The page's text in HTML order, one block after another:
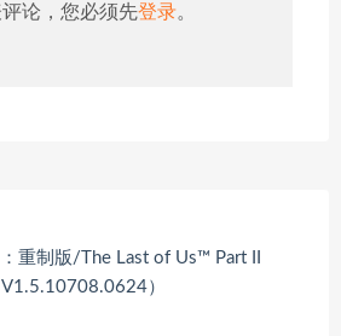
论，您必须先登录。